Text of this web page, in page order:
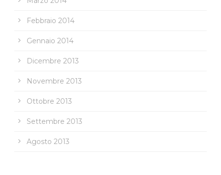
Febbraio 2014
Gennaio 2014
Dicembre 2013
Novembre 2013
Ottobre 2013
Settembre 2013
Agosto 2013